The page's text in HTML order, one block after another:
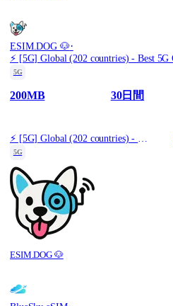
ESIM.DOG 🐶·
5G
200MB 30日間
5G
ESIM.DOG 🐶